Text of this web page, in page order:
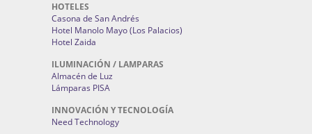
HOTELES
Casona de San Andrés
Hotel Manolo Mayo (Los Palacios)
Hotel Zaida
ILUMINACIÓN / LAMPARAS
Almacén de Luz
Lámparas PISA
INNOVACIÓN Y TECNOLOGÍA
Need Technology